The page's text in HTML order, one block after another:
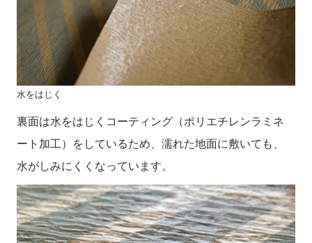
水をはじく
裏面は水をはじくコーティング（ポリエチレンラミネ
ート加工）をしているため、濡れた地面に敷いても、
水がしみにくくなっています。